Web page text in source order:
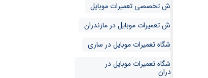
آموزش تخصصی تعمیرات موبایل
آموزش تعمیرات موبایل در مازندران
آموزشگاه تعمیرات موبایل در ساری
آموزشگاه تعمیرات موبایل در
مازندران